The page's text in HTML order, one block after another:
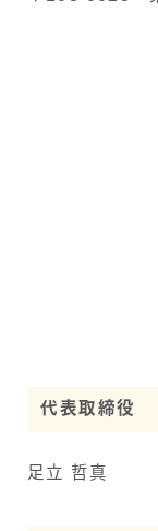
代表取締役
足立 哲真